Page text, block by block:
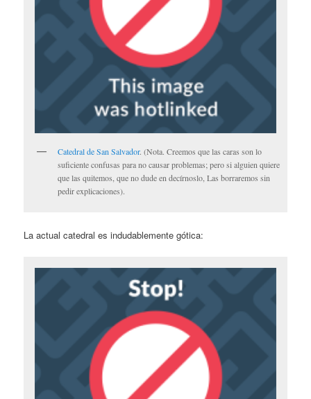
Catedral de San Salvador. (Nota. Creemos que las caras son lo
suficiente confusas para no causar problemas; pero si alguien quiere
que las quitemos, que no dude en decírnoslo, Las borraremos sin
pedir explicaciones).
La actual catedral es indudablemente gótica: